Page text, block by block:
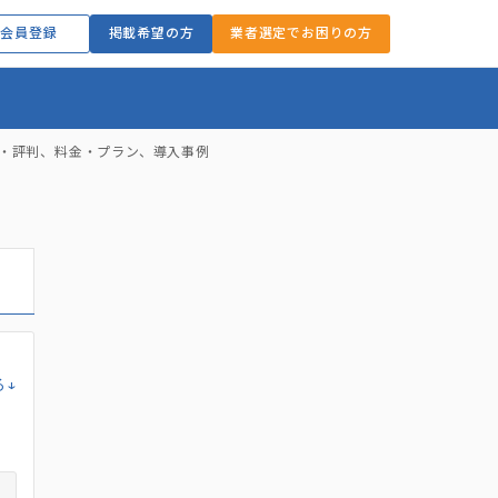
会員登録 掲載希望の方 業者選定でお困りの方
評判、料金・プラン、導入事例
↓